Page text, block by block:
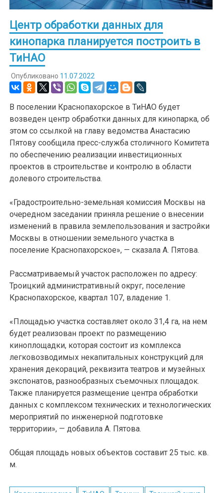
Центр обработки данных для
кинопарка планируется построить в
ТиНАО
Опубликовано 11.07.2022
В поселении Краснопахорское в ТиНАО будет
возведен центр обработки данных для кинопарка, об
этом со ссылкой на главу ведомства Анастасию
Пятову сообщила пресс-служба столичного Комитета
по обеспечению реализации инвестиционных
проектов в строительстве и контролю в области
долевого строительства.
«Градостроительно-земельная комиссия Москвы на
очередном заседании приняла решение о внесении
изменений в правила землепользования и застройки
Москвы в отношении земельного участка в
поселение Краснопахорское», — сказала А. Пятова.
Рассматриваемый участок расположен по адресу:
Троицкий административный округ, поселение
Краснопахорское, квартал 107, владение 1.
«Площадью участка составляет около 31,4 га, на нем
будет реализован проект по размещению
киноплощадки, которая состоит из комплекса
легковозводимых некапитальных конструкций для
хранения декораций, реквизита театров и музейных
экспонатов, разнообразных съемочных площадок.
Также планируется размещение центра обработки
данных с комплексом технических и технологических
мероприятий по инженерной подготовке
территории», — добавила А. Пятова.
Общая площадь новых объектов составит 25 тыс. кв.
м.